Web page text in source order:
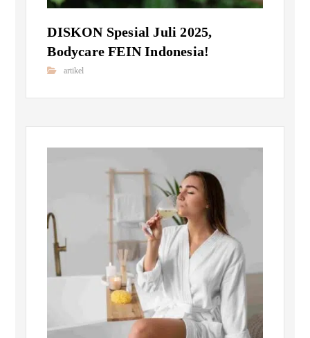
DISKON Spesial Juli 2025,
Bodycare FEIN Indonesia!
artikel